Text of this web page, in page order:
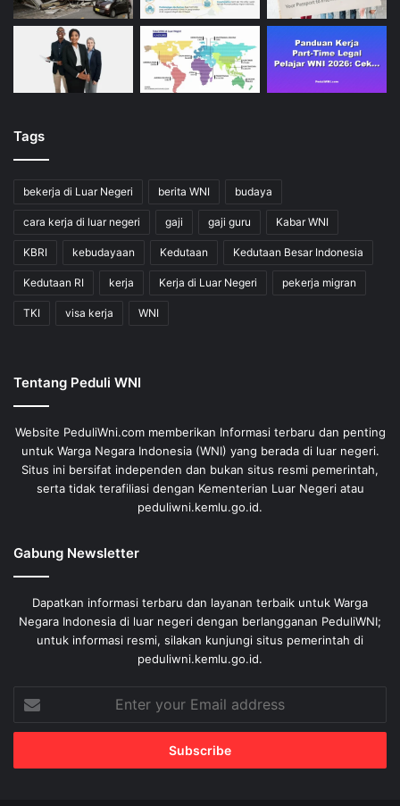
Tags
bekerja di Luar Negeri berita WNI budaya
cara kerja di luar negeri gaji gaji guru Kabar WNI
KBRI kebudayaan Kedutaan Kedutaan Besar Indonesia
Kedutaan RI kerja Kerja di Luar Negeri pekerja migran
TKI visa kerja WNI
Tentang Peduli WNI
Website PeduliWni.com memberikan Informasi terbaru dan penting
untuk Warga Negara Indonesia (WNI) yang berada di luar negeri.
Situs ini bersifat independen dan bukan situs resmi pemerintah,
serta tidak terafiliasi dengan Kementerian Luar Negeri atau
peduliwni.kemlu.go.id.
Gabung Newsletter
Dapatkan informasi terbaru dan layanan terbaik untuk Warga
Negara Indonesia di luar negeri dengan berlangganan PeduliWNI;
untuk informasi resmi, silakan kunjungi situs pemerintah di
peduliwni.kemlu.go.id.
Enter
your
Email